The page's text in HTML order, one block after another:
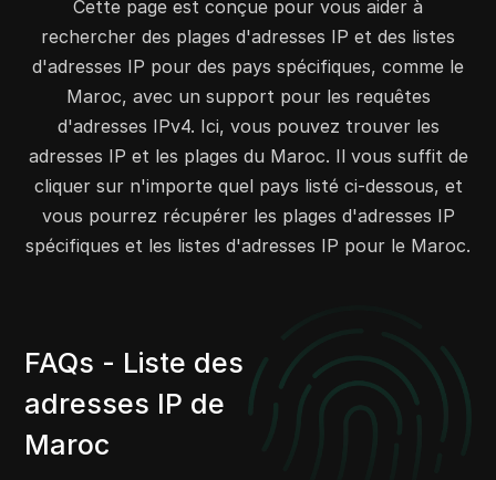
93.127.176.0
93.127.176.255
256
92.118.70.0
92.118.70.255
256
92.118.187.0
92.118.187.255
256
102.218.131.0
102.218.131.255
256
102.220.124.0
102.220.124.255
256
102.222.176.0
102.222.179.255
1024
102.222.212.0
102.222.215.255
1024
95.181.232.0
95.181.232.255
256
102.208.100.0
102.208.103.255
102.208.146.0
102.208.147.255
102.210.92.0
Cette page est conçue pour vous aider à
rechercher des plages d'adresses IP et des listes
d'adresses IP pour des pays spécifiques, comme le
Maroc, avec un support pour les requêtes
d'adresses IPv4. Ici, vous pouvez trouver les
adresses IP et les plages du Maroc. Il vous suffit de
cliquer sur n'importe quel pays listé ci-dessous, et
vous pourrez récupérer les plages d'adresses IP
spécifiques et les listes d'adresses IP pour le Maroc.
FAQs - Liste des
adresses IP de
Maroc